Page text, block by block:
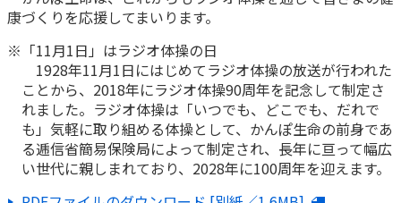
ご契約内容の確認
お客さまに関する情報等の確認の取り組み
保険の探し方のポイント
保険かんたん診断
これからのライフイベントでかかる費用とは？
ご契約手続きの流れ
ライフプラン
健康情報
採用情報
CM・オウンドメディア／ソーシャルメディア
English
康づくりを応援してまいります。
※「11月1日」はラジオ体操の日
1928年11月1日にはじめてラジオ体操の放送が行われた
ことから、2018年にラジオ体操90周年を記念して制定さ
れました。ラジオ体操は「いつでも、どこでも、だれで
も」気軽に取り組める体操として、かんぽ生命の前身であ
る逓信省簡易保険局によって制定され、長年に亘って幅広
い世代に親しまれており、2028年に100周年を迎えます。